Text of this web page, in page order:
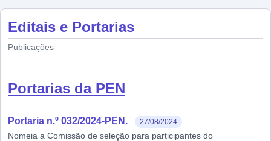
Editais e Portarias
Publicações
Portarias da PEN
Portaria n.º 032/2024-PEN. 27/08/2024
Nomeia a Comissão de seleção para participantes do